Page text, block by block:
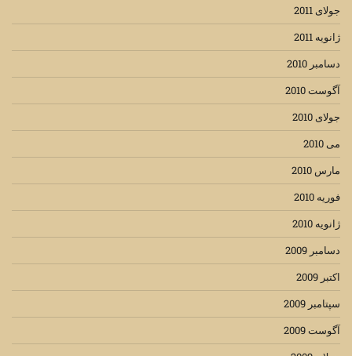
جولای 2011
ژانویه 2011
دسامبر 2010
آگوست 2010
جولای 2010
می 2010
مارس 2010
فوریه 2010
ژانویه 2010
دسامبر 2009
اکتبر 2009
سپتامبر 2009
آگوست 2009